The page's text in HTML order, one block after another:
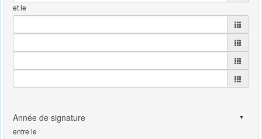
et le
entre le